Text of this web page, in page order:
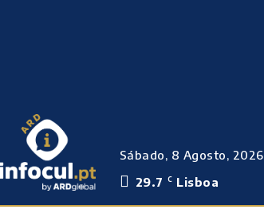
Sábado, 8 Agosto, 2026
29.7
C Lisboa